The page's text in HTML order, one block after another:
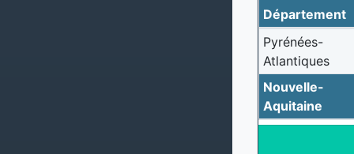
Département
Pyrénées-
Atlantiques
Nouvelle-
Aquitaine